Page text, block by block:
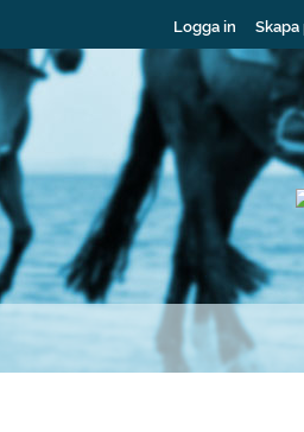
Logga in